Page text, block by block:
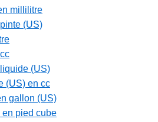
millilitre
(US)
(US)
(US) en cc
gallon (US)
pied cube